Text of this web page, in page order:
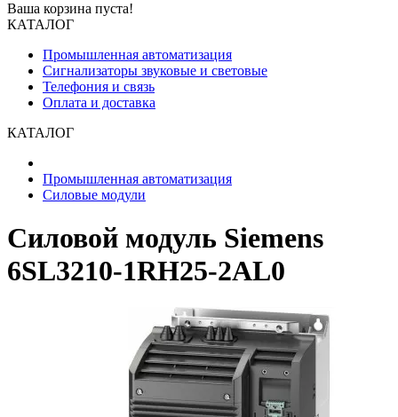
Ваша корзина пуста!
КАТАЛОГ
Промышленная автоматизация
Сигнализаторы звуковые и световые
Телефония и связь
Оплата и доставка
КАТАЛОГ
Промышленная автоматизация
Силовые модули
Силовой модуль Siemens
6SL3210-1RH25-2AL0